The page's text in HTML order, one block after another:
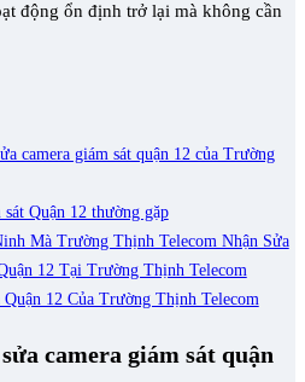
động ổn định trở lại mà không cần
camera giám sát quận 12 của Trường
Quận 12 thường gặp
Mà Trường Thịnh Telecom Nhận Sửa
12 Tại Trường Thịnh Telecom
12 Của Trường Thịnh Telecom
camera giám sát quận